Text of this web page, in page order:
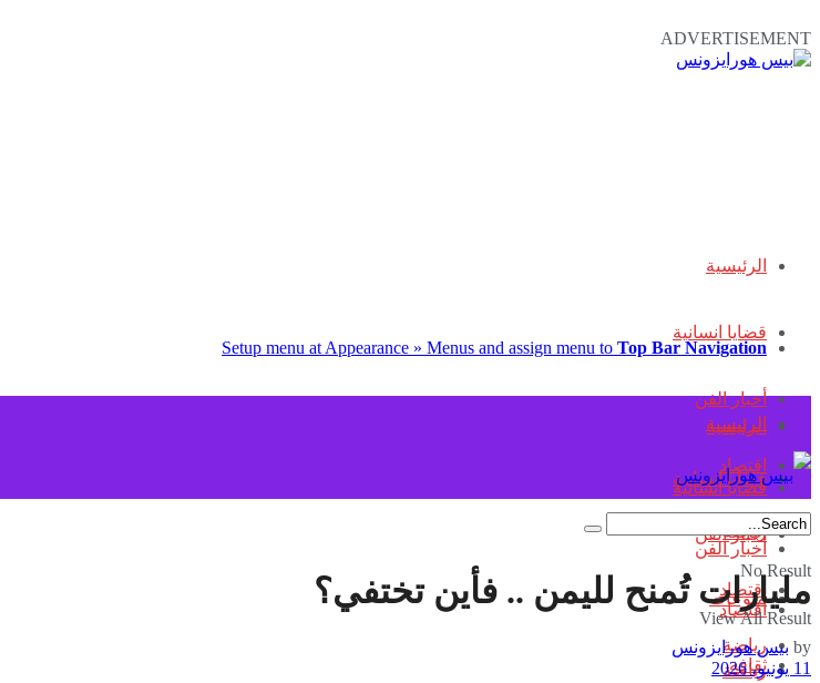
ADVERTISEMENT
الرئيسية
قضايا انسانية
أخبار الفن
اقتصاد
رياضة
منوعات
ثقافة
Setup menu at Appearance » Menus and assign menu to Top Bar Navigation
الرئيسية
قضايا انسانية
أخبار الفن
اقتصاد
رياضة
الرئيسية
قضايا انسانية
أخبار الفن
اقتصاد
رياضة
No Result
View All Result
مليارات تُمنح لليمن .. فأين تختفي؟
by بيس هورايزونس
11 يونيو، 2026